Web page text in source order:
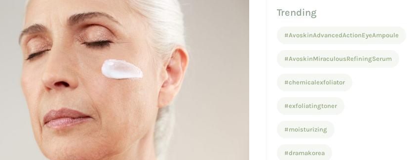
Trending
#AvoskinAdvancedActionEyeAmpoule
#AvoskinMiraculousRefiningSerum
#chemicalexfoliator
#exfoliatingtoner
#moisturizing
#dramakorea